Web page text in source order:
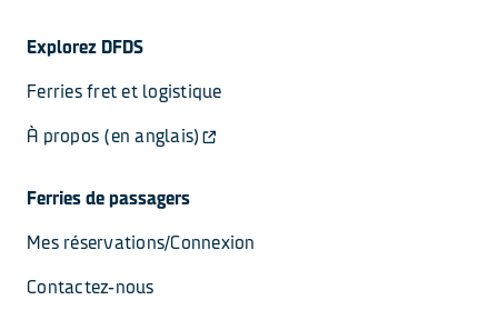
Explorez DFDS
Ferries fret et logistique
À propos (en anglais)
Ferries de passagers
Mes réservations/Connexion
Contactez-nous